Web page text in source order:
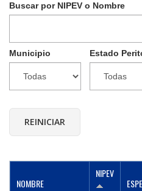
Buscar por NIPEV o Nombre
Municipio Estado
NOMBRE
NIPEV